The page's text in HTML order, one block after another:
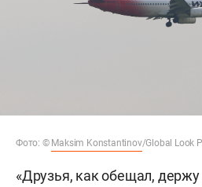
Фото: © Maksim Konstantinov/Global Look
«Друзья, как обещал,